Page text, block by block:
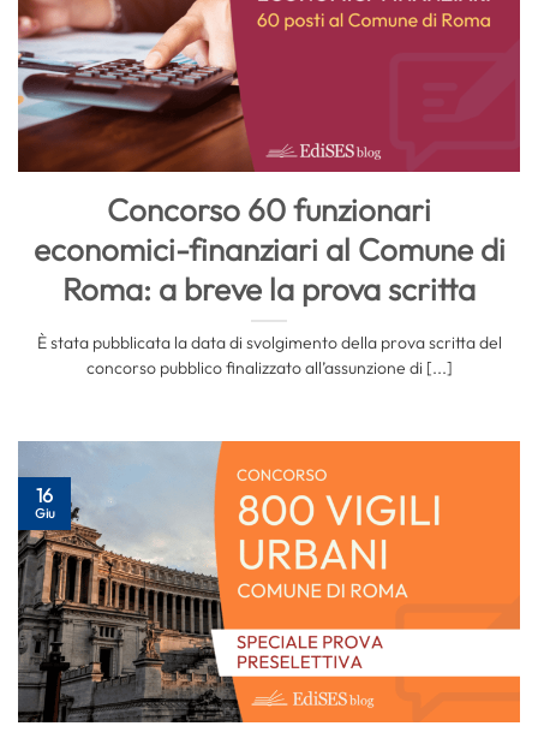
Concorso 60 funzionari
economici-finanziari al Comune di
Roma: a breve la prova scritta
È stata pubblicata la data di svolgimento della prova scritta del
concorso pubblico finalizzato all’assunzione di [...]
16
Giu